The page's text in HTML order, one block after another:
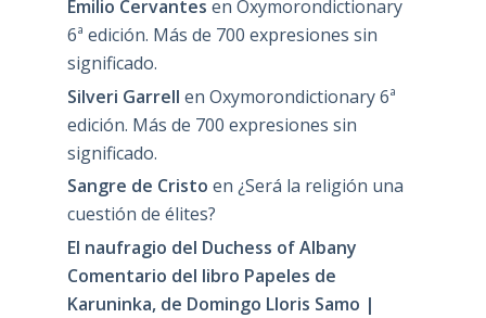
Emilio Cervantes en Oxymorondictionary
6ª edición. Más de 700 expresiones sin
significado.
Silveri Garrell en Oxymorondictionary 6ª
edición. Más de 700 expresiones sin
significado.
Sangre de Cristo en ¿Será la religión una
cuestión de élites?
El naufragio del Duchess of Albany
Comentario del libro Papeles de
Karuninka, de Domingo Lloris Samo |